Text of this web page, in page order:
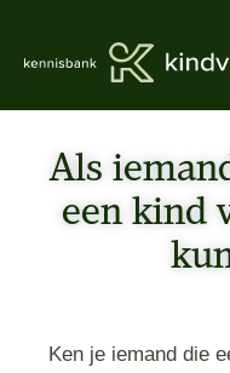
Als
een kind
Ken je iemand die